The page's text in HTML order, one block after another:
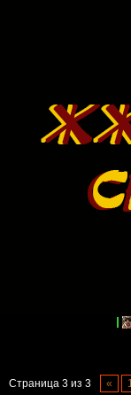
Страница 3 из 3 «